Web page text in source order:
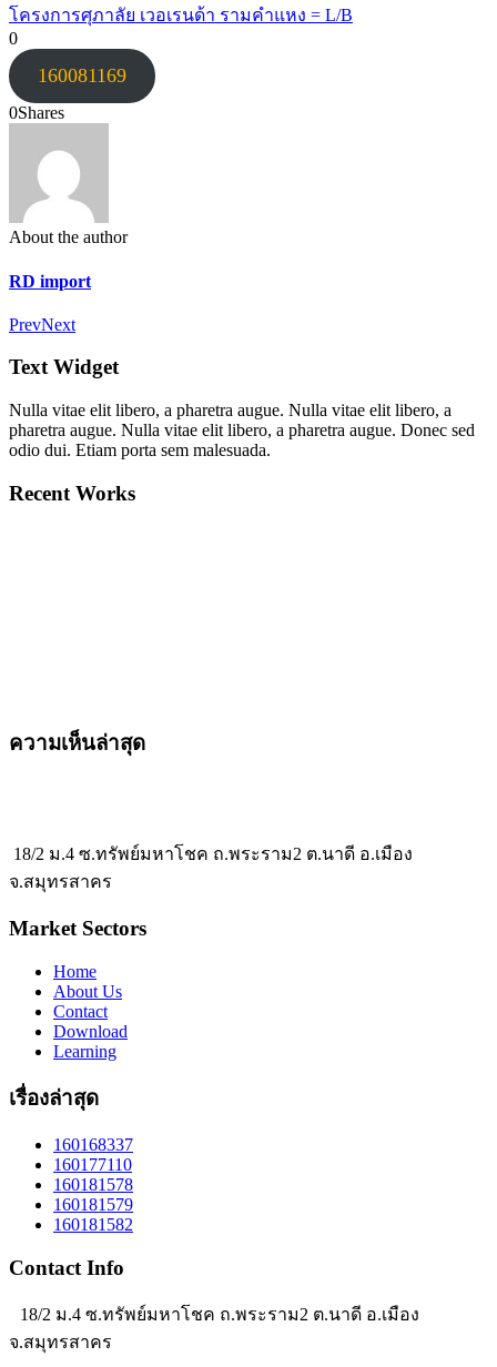
โครงการศุภาลัย เวอเรนด้า รามคำแหง = L/B
0
160081169
0Shares
About the author
RD import
PrevNext
Text Widget
Nulla vitae elit libero, a pharetra augue. Nulla vitae elit libero, a
pharetra augue. Nulla vitae elit libero, a pharetra augue. Donec sed
odio dui. Etiam porta sem malesuada.
Recent Works
ความเห็นล่าสุด
18/2 ม.4 ซ.ทรัพย์มหาโชค ถ.พระราม2 ต.นาดี อ.เมือง
จ.สมุทรสาคร
Market Sectors
Home
About Us
Contact
Download
Learning
เรื่องล่าสุด
160168337
160177110
160181578
160181579
160181582
Contact Info
18/2 ม.4 ซ.ทรัพย์มหาโชค ถ.พระราม2 ต.นาดี อ.เมือง
จ.สมุทรสาคร